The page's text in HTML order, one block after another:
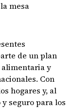
mesa
de un plan
y
Con
hogares y, al
seguro para los